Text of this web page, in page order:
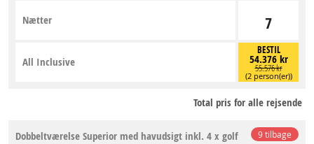
7
Nætter
BESTIL
54.376 kr
55.576 kr
(2 person(er))
All Inclusive
Total pris for alle rejsende
9 tilbage
Dobbeltværelse Superior med havudsigt inkl. 4 x golf